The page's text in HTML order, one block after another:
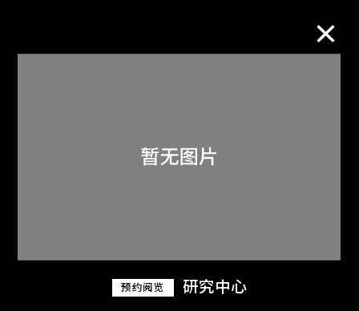
预约阅览 研究中心
关于M+藏品
探索世界顶级的二十及二十一世纪视觉